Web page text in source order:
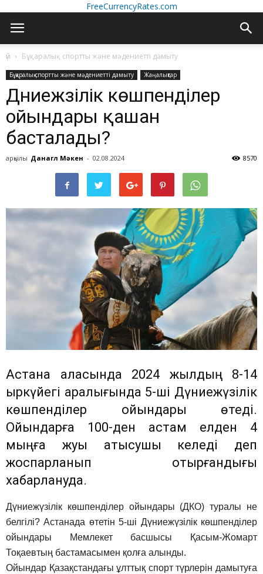
FreeCurrencyRates.com
үй Бұқаралық спортты және мәдениетті дамыту
Бұқаралық спортты және мәдениетті дамыту Жаңалықтар
Дүниежүзілік көшпенділер
ойындары қашан
басталады?
арқылы Данагүл Мәкен - 02.08.2024 8570
Астана қаласында 2024 жылдың 8-14
қыркүйегі аралығында 5-ші Дүниежүзілік
көшпенділер ойындары өтеді.
Ойындарға 100-ден астам елден 4
мыңға жуық қатысушы келеді деп
жоспарланып отырғандығы
хабарлануда.
Дүниежүзілік көшпенділер ойындары (ДКО) туралы не
белгілі? Астанада өтетін 5-ші Дүниежүзілік көшпенділер
ойындары Мемлекет басшысы Қасым-Жомарт
Тоқаевтың бастамасымен қолға алынды.
Ойындар Қазақстандағы ұлттық спорт түрлерін дамытуға